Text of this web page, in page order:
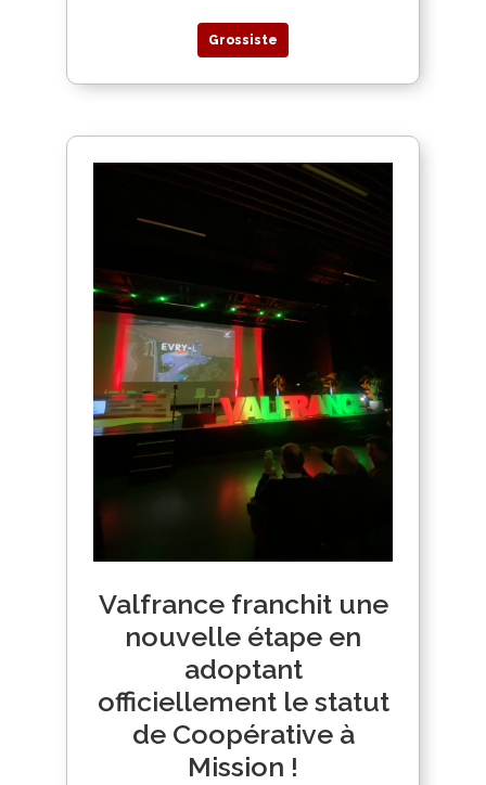
Grossiste
Valfrance franchit une
nouvelle étape en
adoptant
officiellement le statut
de Coopérative à
Mission !